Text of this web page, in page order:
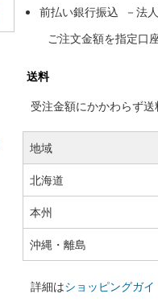
前払い銀行振込 －法
ご注文金額を指定口
送料
受注金額にかかわらず
地域
北海道
本州
沖縄・離島
詳細はショッピングガイ